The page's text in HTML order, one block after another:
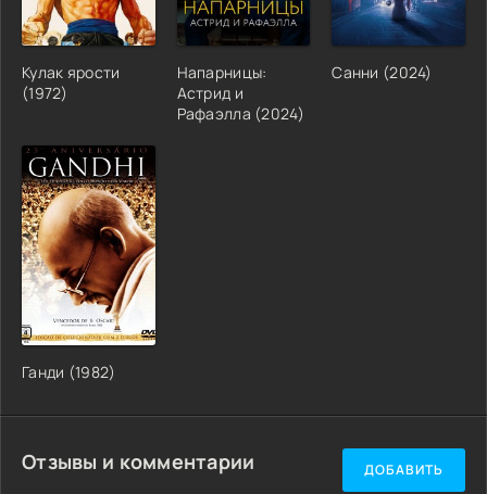
Кулак ярости
(1972)
Напарницы:
Астрид и
Рафаэлла (2024)
Санни (2024)
Ганди (1982)
Отзывы и комментарии ДОБАВИТЬ